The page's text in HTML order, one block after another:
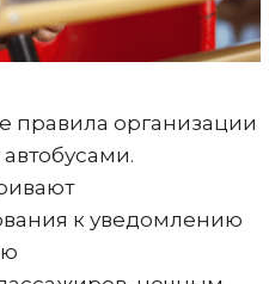
правила организации
к уведомлению